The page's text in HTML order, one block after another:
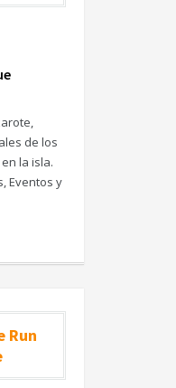
de los
la isla.
Eventos y
Run